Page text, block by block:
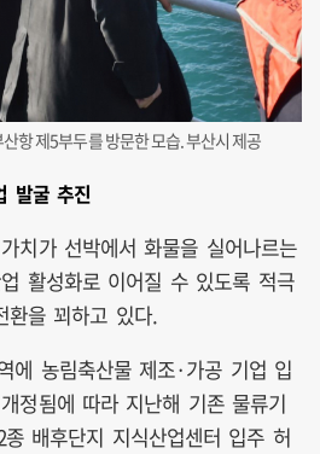
항 제5부두를 방문한 모습. 부산시 제공
발굴 추진
치가 선박에서 화물을 실어나르는
활성화로 이어질 수 있도록 적극
환을 꾀하고 있다.
에 농림축산물 제조·가공 기업 입
정됨에 따라 지난해 기존 물류기
배후단지 지식산업센터 입주 허